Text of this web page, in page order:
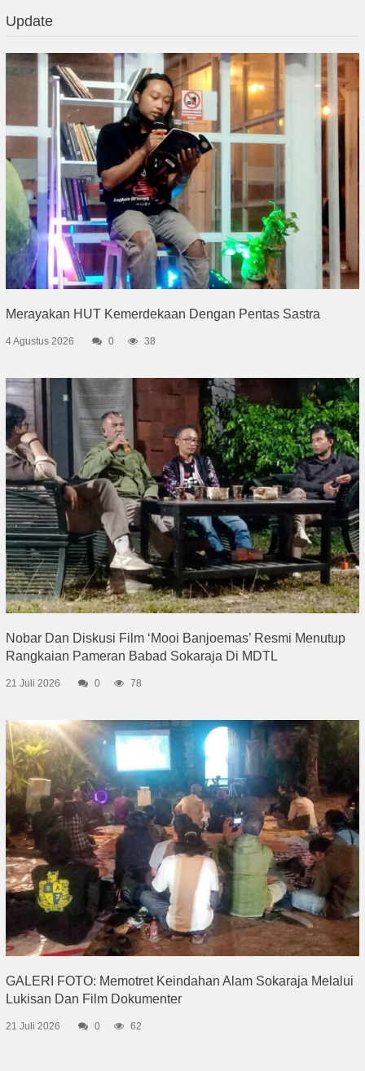
Update
Merayakan HUT Kemerdekaan Dengan Pentas Sastra
4 Agustus 2026 0 38
Nobar Dan Diskusi Film ‘Mooi Banjoemas’ Resmi Menutup
Rangkaian Pameran Babad Sokaraja Di MDTL
21 Juli 2026 0 78
GALERI FOTO: Memotret Keindahan Alam Sokaraja Melalui
Lukisan Dan Film Dokumenter
21 Juli 2026 0 62